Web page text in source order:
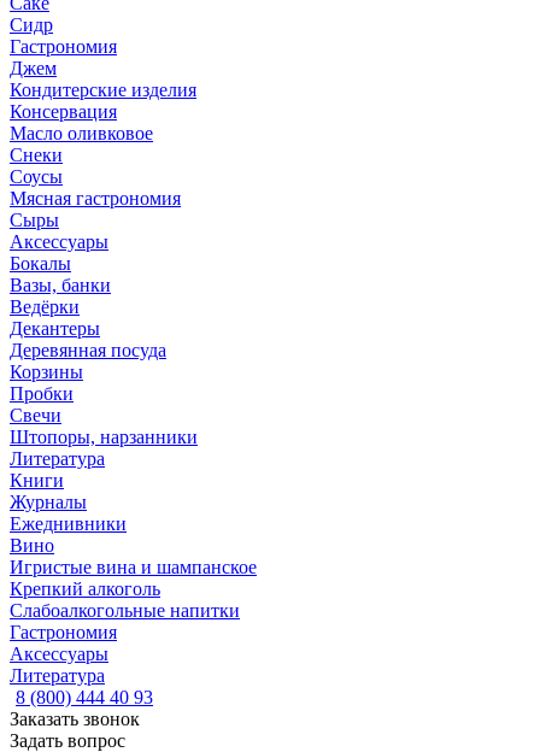
Сидр
Гастрономия
Джем
Кондитерские изделия
Консервация
Масло оливковое
Снеки
Соусы
Мясная гастрономия
Сыры
Аксессуары
Бокалы
Вазы, банки
Ведёрки
Декантеры
Деревянная посуда
Корзины
Пробки
Свечи
Штопоры, нарзанники
Литература
Книги
Журналы
Ежеднивники
Вино
Игристые вина и шампанское
Крепкий алкоголь
Слабоалкогольные напитки
Гастрономия
Аксессуары
Литература
8 (800) 444 40 93
Заказать звонок
Задать вопрос